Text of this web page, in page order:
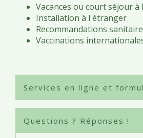
Vacances ou court séjour
Installation à l'étranger
Recommandations
Vaccinations
Services en ligne et
Questions ? Réponses !